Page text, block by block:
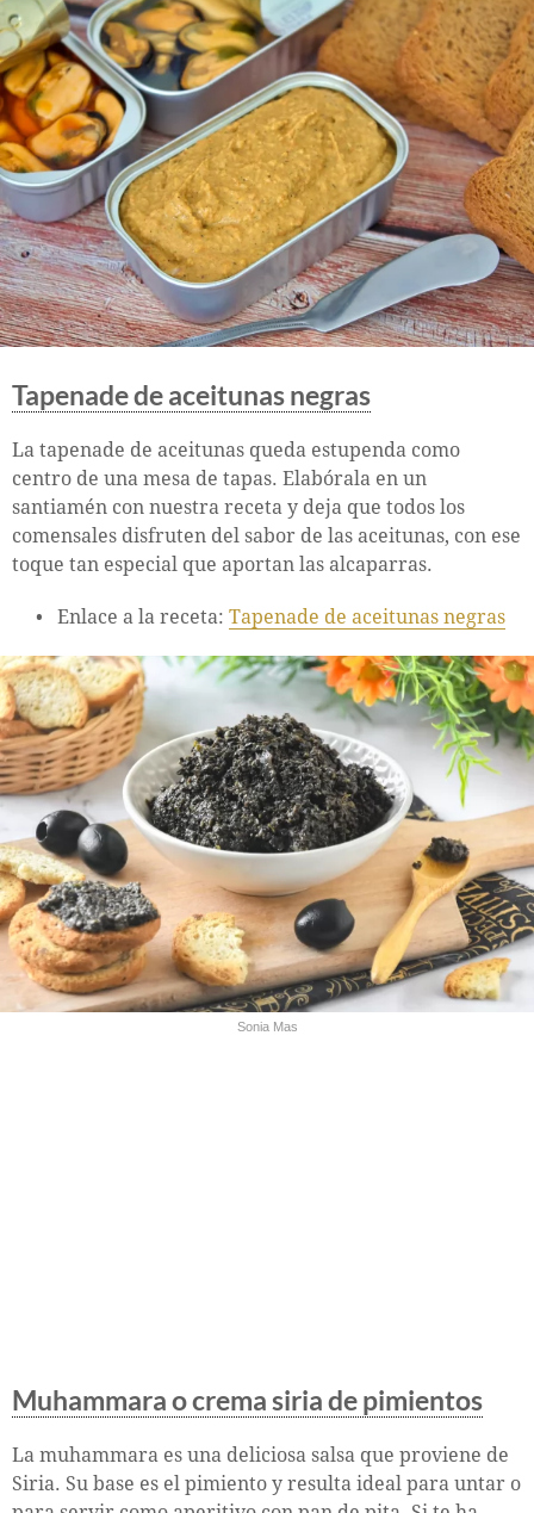
Tapenade de aceitunas negras
La tapenade de aceitunas queda estupenda como
centro de una mesa de tapas. Elabórala en un
santiamén con nuestra receta y deja que todos los
comensales disfruten del sabor de las aceitunas, con ese
toque tan especial que aportan las alcaparras.
Enlace a la receta: Tapenade de aceitunas negras
Sonia Mas
Muhammara o crema siria de pimientos
La muhammara es una deliciosa salsa que proviene de
Siria. Su base es el pimiento y resulta ideal para untar o